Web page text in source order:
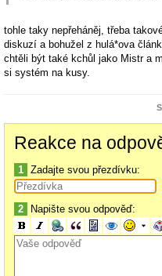
tohle taky nepřeháněj, třeba
diskuzí a bohužel z hulá*ova
chtěli být také kchůl jako Mistr a
si systém na kusy.
Jádro je naprosto správný výraz
Trident. Nicméně tím se rozbije
uživatele "všechno jen ne
že to "odinstalování" funguje...
hezký víkend i tobě
Reakce na
1 Zadajte svou přezdívku:
2 Napište svou odpověď: